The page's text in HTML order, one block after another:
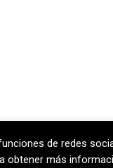
301 de redes
obtener más